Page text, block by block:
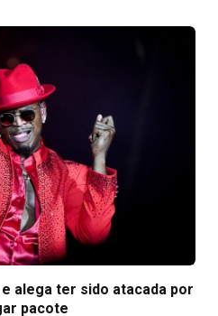
alega ter sido atacada por
pacote